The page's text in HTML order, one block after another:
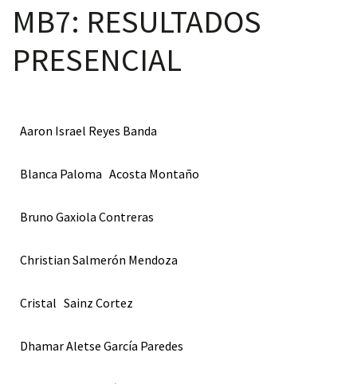
MB7: RESULTADOS
PRESENCIAL
Aaron Israel Reyes Banda
Blanca Paloma Acosta Montaño
Bruno Gaxiola Contreras
Christian Salmerón Mendoza
Cristal Sainz Cortez
Dhamar Aletse García Paredes